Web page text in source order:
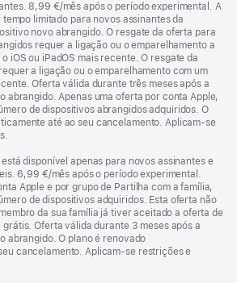
8,99 €/mês após o período experimental. A
limitado para novos assinantes da
novo abrangido. O resgate da oferta para
requer a ligação ou o emparelhamento a
iOS ou iPadOS mais recente. O resgate da
a ligação ou o emparelhamento com um
Oferta válida durante três meses após a
abrangido. Apenas uma oferta por conta Apple,
de dispositivos abrangidos adquiridos. O
até ao seu cancelamento. Aplicam-se
disponível apenas para novos assinantes e
6,99 €/mês após o período experimental.
Apple e por grupo de Partilha com a família,
de dispositivos adquiridos. Esta oferta não
da sua família já tiver aceitado a oferta de
grátis. Oferta válida durante 3 meses após a
abrangido. O plano é renovado
cancelamento. Aplicam‑se restrições e